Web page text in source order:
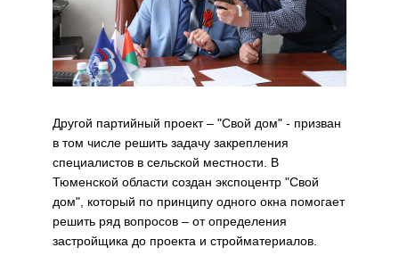
Другой партийный проект – "Свой дом" - призван
в том числе решить задачу закрепления
специалистов в сельской местности. В
Тюменской области создан экспоцентр "Свой
дом", который по принципу одного окна помогает
решить ряд вопросов – от определения
застройщика до проекта и стройматериалов.